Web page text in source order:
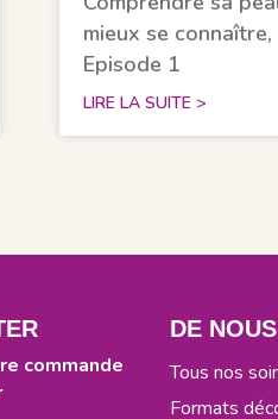
mieux se connaître,
Episode 1
LIRE LA SUITE >
commande
DE
Tous nos
Formats